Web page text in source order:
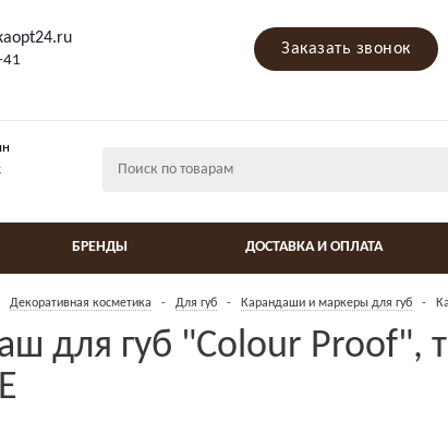
Заказать звонок
БРЕНДЫ ДОСТАВКА И ОПЛАТА
Декоративная косметика - Для губ - Карандаши и маркеры для губ -
для губ "Colour Proof",